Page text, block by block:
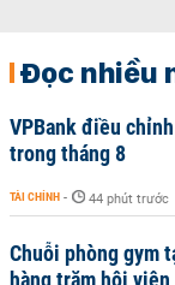
Đọc nhiều
VPBank điều
trong tháng 8
TÀI CHÍNH - 44 phút trước
Chuỗi phòng gym
hàng trăm hội viên